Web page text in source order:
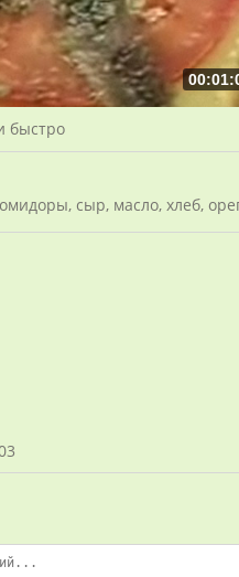
быстро
сыр, масло, хлеб,